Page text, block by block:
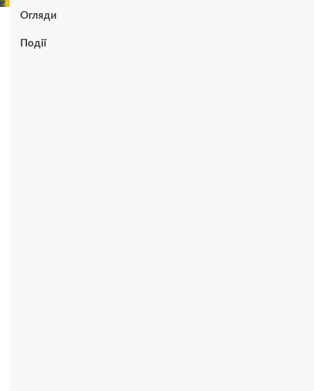
Огляди
Події